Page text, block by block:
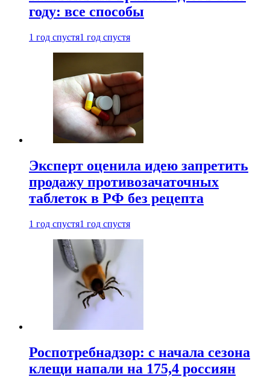
году: все способы
1 год спустя1 год спустя
Эксперт оценила идею запретить
продажу противозачаточных
таблеток в РФ без рецепта
1 год спустя1 год спустя
Роспотребнадзор: с начала сезона
клещи напали на 175,4 россиян